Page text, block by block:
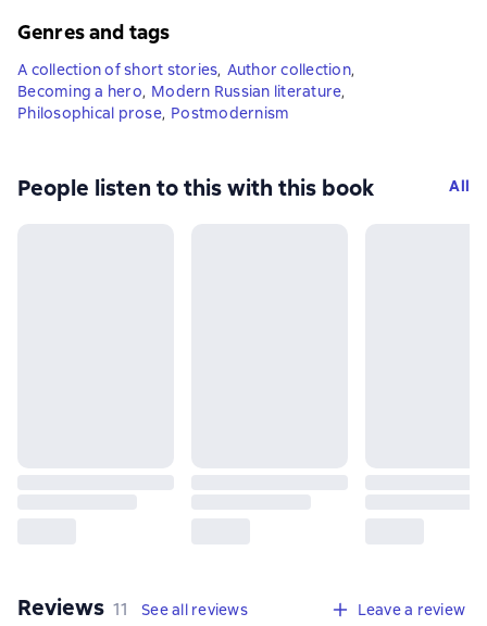
Genres and tags
A collection of short stories, Author collection,
Becoming a hero, Modern Russian literature,
Philosophical prose, Postmodernism
People listen to this with this book All
Reviews 11 reviews
11 See all reviews Leave a review